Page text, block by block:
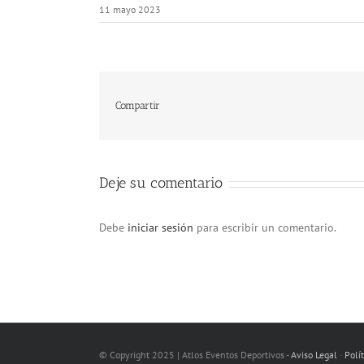
11 mayo 2023
Compartir
Deje su comentario
Debe iniciar sesión para escribir un comentario.
© Copyright 2025 | Atlos Eventos Deportivos -Aviso Legal ·